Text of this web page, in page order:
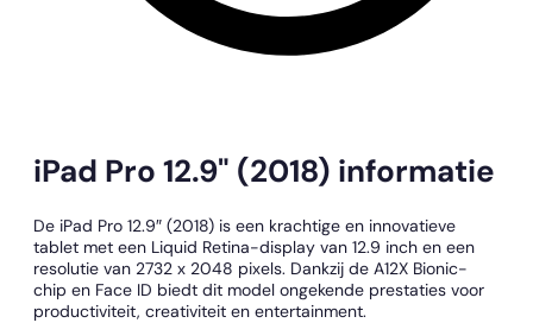
iPad Pro 12.9" (2018) informatie
De iPad Pro 12.9″ (2018) is een krachtige en innovatieve
tablet met een Liquid Retina-display van 12.9 inch en een
resolutie van 2732 x 2048 pixels. Dankzij de A12X Bionic-
chip en Face ID biedt dit model ongekende prestaties voor
productiviteit, creativiteit en entertainment.